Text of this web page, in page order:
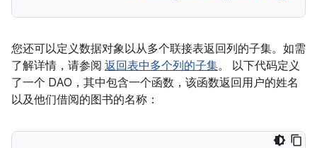
您还可以定义数据对象以从多个联接表返回列的子集。如需
了解详情，请参阅 返回表中多个列的子集。 以下代码定义
了一个 DAO，其中包含一个函数，该函数返回用户的姓名
以及他们借阅的图书的名称：